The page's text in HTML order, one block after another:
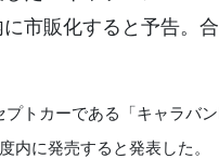
市販化すると予告。
トカーである「キャラバ
内に発売すると発表した。